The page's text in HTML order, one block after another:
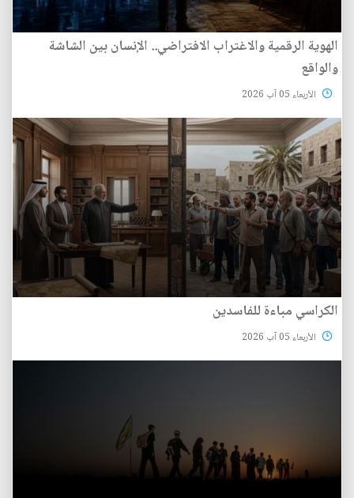
الهوية الرقمية والاغتراب الافتراضي.. الإنسان بين الشاشة
والواقع
الأربعاء 05 آب 2026
الكراسي مباءة للفاسدين
الأربعاء 05 آب 2026